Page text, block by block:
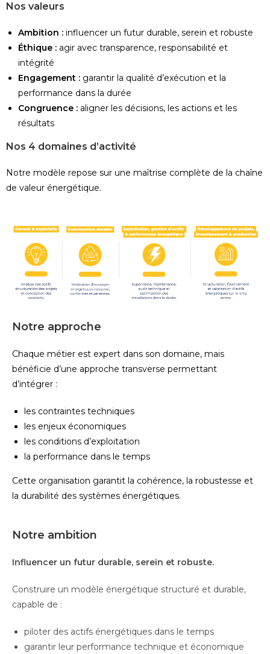
Nos valeurs
Ambition : influencer un futur durable, serein et robuste
Éthique : agir avec transparence, responsabilité et
intégrité
Engagement : garantir la qualité d’exécution et la
performance dans la durée
Congruence : aligner les décisions, les actions et les
résultats
Nos 4 domaines d’activité
Notre modèle repose sur une maîtrise complète de la chaîne
de valeur énergétique.
Notre approche
Chaque métier est expert dans son domaine, mais
bénéficie d’une approche transverse permettant
d’intégrer :
les contraintes techniques
les enjeux économiques
les conditions d’exploitation
la performance dans le temps
Cette organisation garantit la cohérence, la robustesse et
la durabilité des systèmes énergétiques.
Notre ambition
Influencer un futur durable, serein et robuste.
Construire un modèle énergétique structuré et durable,
capable de :
piloter des actifs énergétiques dans le temps
garantir leur performance technique et économique